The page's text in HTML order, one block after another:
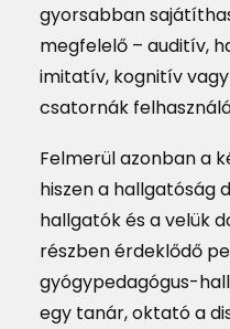
gyorsabban
megfelelő – auditív,
imitatív, kognitív
csatornák
Felmerül azonban a
hiszen a hallgatóság
hallgatók és a velük
részben érdeklődő
gyógypedagógus-
egy tanár, oktató a